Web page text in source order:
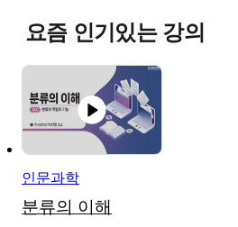
요즘 인기있는 강의
인문과학
분류의 이해